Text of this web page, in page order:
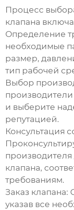
Процесс
клапана
Определение
необходимые
размер,
тип рабочей
Выбор
и выберите
репутацией.
Консультация
клапана,
требованиям.
Заказ клапана:
указав все